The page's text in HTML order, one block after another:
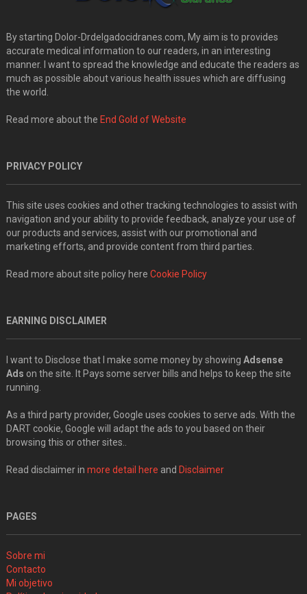
By starting Dolor-Drdelgadocidranes.com, My aim is to provides
accurate medical information to our readers, in an interesting
manner. I want to spread the knowledge and educate the readers as
much as possible about various health issues which are diffusing
the world.
Read more about the End Gold of Website
PRIVACY POLICY
This site uses cookies and other tracking technologies to assist with
navigation and your ability to provide feedback, analyze your use of
our products and services, assist with our promotional and
marketing efforts, and provide content from third parties.
Read more about site policy here Cookie Policy
EARNING DISCLAIMER
I want to Disclose that I make some money by showing Adsense
Ads on the site. It Pays some server bills and helps to keep the site
running.
As a third party provider, Google uses cookies to serve ads. With the
DART cookie, Google will adapt the ads to you based on their
browsing this or other sites..
Read disclaimer in more detail here and Disclaimer
PAGES
Sobre mi
Contacto
Mi objetivo